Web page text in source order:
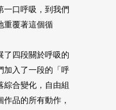
一口呼吸，到我們
重覆著這個循
了四段關於呼吸的
加入了一段的「呼
綜合變化，自由組
品的所有動作，